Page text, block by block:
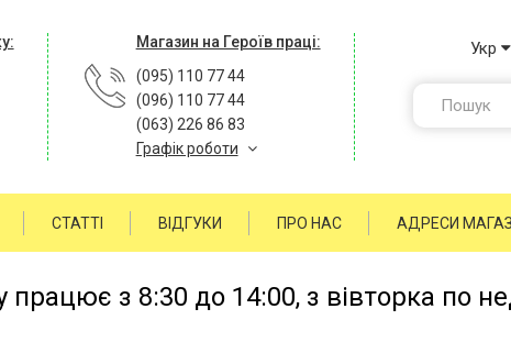
Магазин на Героїв праці:
(095) 110 77 44
(096) 110 77 44
(063) 226 86 83
Графік роботи
Укр
СТАТТІ ВІДГУКИ ПРО НАС АДРЕСИ
з 8:30 до 14:00, з вівторка по